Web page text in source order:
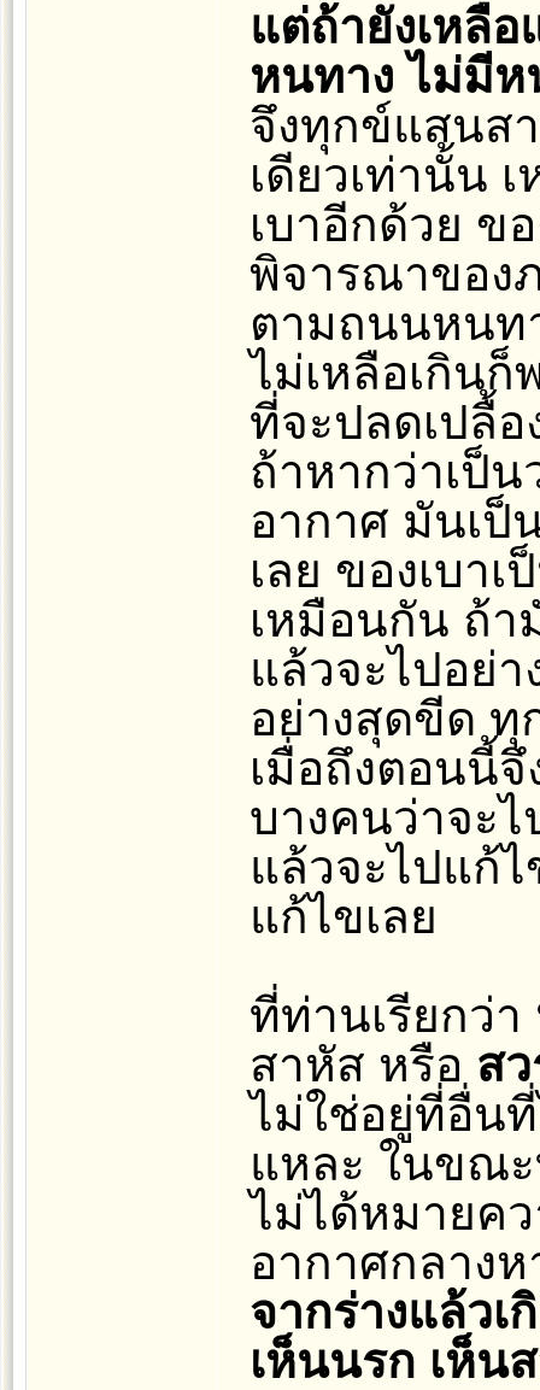
แต่ถ้ายังเหลื
หนทาง ไม่มีห
จึงทุกข์แสนส
เดียวเท่านั้น
เบาอีกด้วย ข
พิจารณาของ
ตามถนนหนท
ไม่เหลือเกิน
ที่จะปลดเปลื้อ
ถ้าหากว่าเป็
อากาศ มันเป็
เลย ของเบา
เหมือนกัน ถ้า
แล้วจะไปอย่
อย่างสุดขีด
เมื่อถึงตอนนี้
บางคนว่าจะ
แล้วจะไปแก้
แก้ไขเลย
ที่ท่านเรียกว่า
สาหัส หรือ ส
ไม่ใช่อยู่ที่อื่น
แหละ ในขณ
ไม่ได้หมายค
อากาศกลาง
จากร่างแล้ว
เห็นนรก เห็น